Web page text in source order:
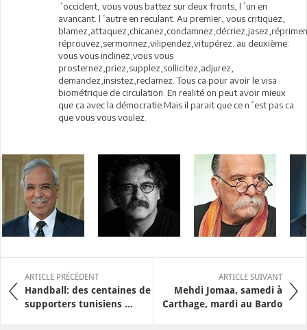
´occident, vous vous battez sur deux fronts, l´un en
avancant. l´autre en reculant. Au premier, vous critiquez,
réprouvez,sermonnez,vilipendez,vitupérez. au deuxième:
vous vous inclinez,vous vous
prosternez,priez,supplez,sollicitez,adjurez,
demandez,insistez,reclamez. Tous ca pour avoir le visa
biométrique de circulation. En realité on peut avoir mieux
que ca avec la démocratie.Mais il parait que ce n´est pas ca
que vous vous voulez.
ARTICLE PRÉCÉDENT
Handball: des centaines de
supporters tunisiens ...
ARTICLE SUIVANT
Mehdi Jomaa, samedi à
Carthage, mardi au Bardo